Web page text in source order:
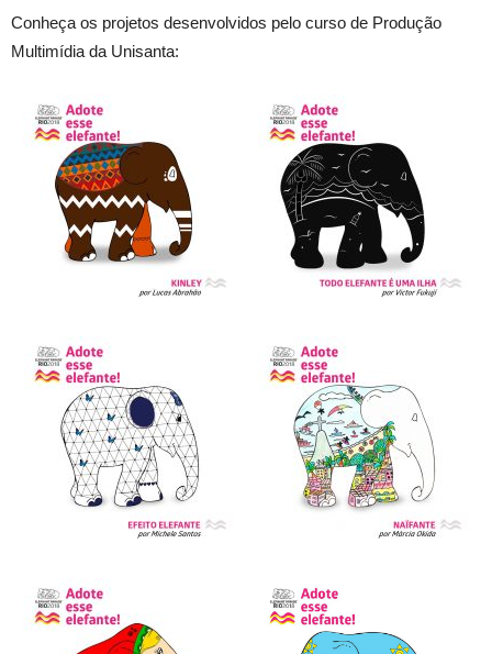
Conheça os projetos desenvolvidos pelo curso de Produção
Multimídia da Unisanta: